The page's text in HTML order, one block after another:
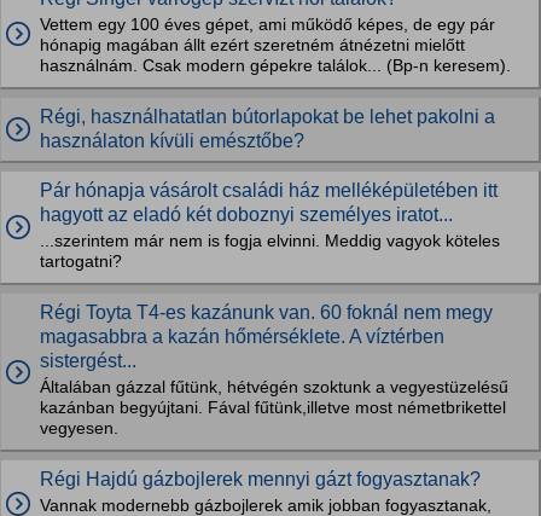
Vettem egy 100 éves gépet, ami működő képes, de egy pár
hónapig magában állt ezért szeretném átnézetni mielőtt
használnám. Csak modern gépekre találok... (Bp-n keresem).
Régi, használhatatlan bútorlapokat be lehet pakolni a
használaton kívüli emésztőbe?
Pár hónapja vásárolt családi ház melléképületében itt
hagyott az eladó két doboznyi személyes iratot...
...szerintem már nem is fogja elvinni. Meddig vagyok köteles
tartogatni?
Régi Toyta T4-es kazánunk van. 60 foknál nem megy
magasabbra a kazán hőmérséklete. A víztérben
sistergést...
Általában gázzal fűtünk, hétvégén szoktunk a vegyestüzelésű
kazánban begyújtani. Fával fűtünk,illetve most németbrikettel
vegyesen.
Régi Hajdú gázbojlerek mennyi gázt fogyasztanak?
Vannak modernebb gázbojlerek amik jobban fogyasztanak,